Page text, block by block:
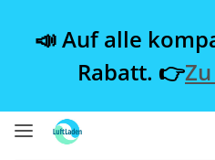
📣 Auf alle
Rabatt. 👉